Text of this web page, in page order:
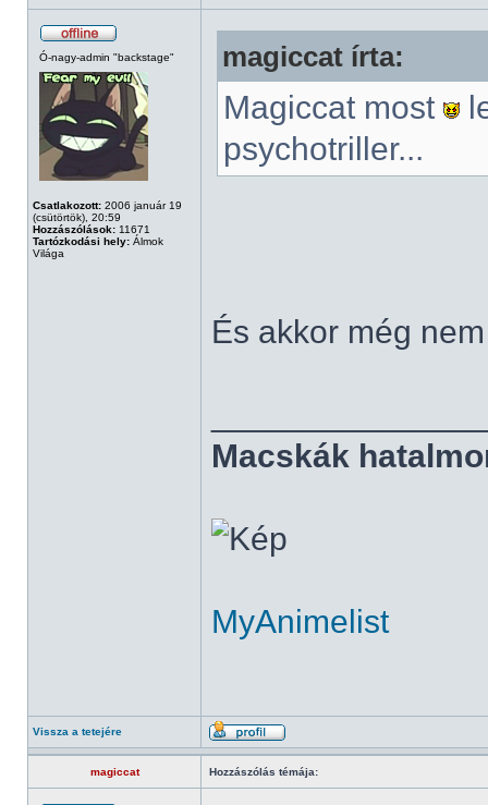
Ó-nagy-admin "backstage"
Csatlakozott: 2006 január 19
(csütörtök), 20:59
Hozzászólások: 11671
Tartózkodási hely: Álmok
Világa
magiccat írta:
Magiccat most
psychotriller...
És akkor még
Macskák
MyAnimelist
Vissza a tetejére
magiccat Hozzászólás témája: